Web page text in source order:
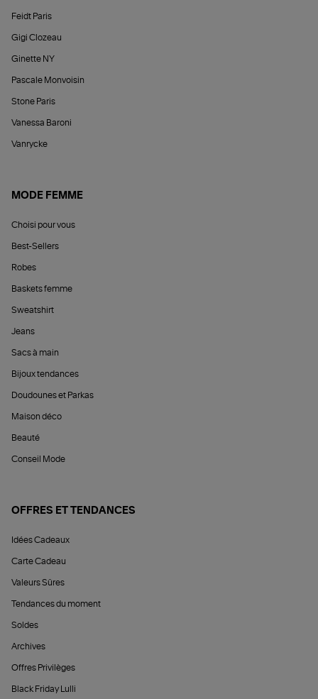
Feidt Paris
Gigi Clozeau
Ginette NY
Pascale Monvoisin
Stone Paris
Vanessa Baroni
Vanrycke
MODE FEMME
Choisi pour vous
Best-Sellers
Robes
Baskets femme
Sweatshirt
Jeans
Sacs à main
Bijoux tendances
Doudounes et Parkas
Maison déco
Beauté
Conseil Mode
OFFRES ET TENDANCES
Idées Cadeaux
Carte Cadeau
Valeurs Sûres
Tendances du moment
Soldes
Archives
Offres Privilèges
Black Friday Lulli